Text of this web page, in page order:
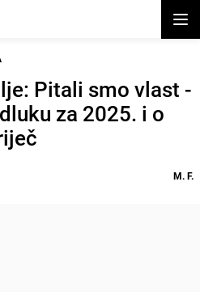
Pitali smo vlast -
za 2025. i o
M. F.